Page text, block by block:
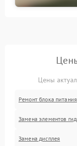
Цены
Ремонт блока питания
Замена элементов
Замена дисплея